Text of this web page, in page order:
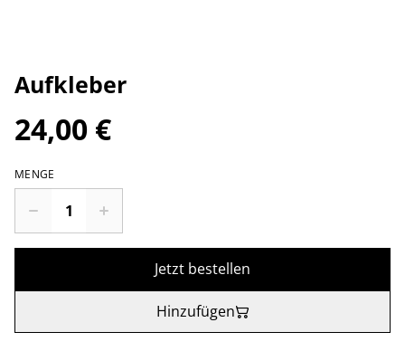
Aufkleber
24,00 €
MENGE
Jetzt bestellen
Hinzufügen